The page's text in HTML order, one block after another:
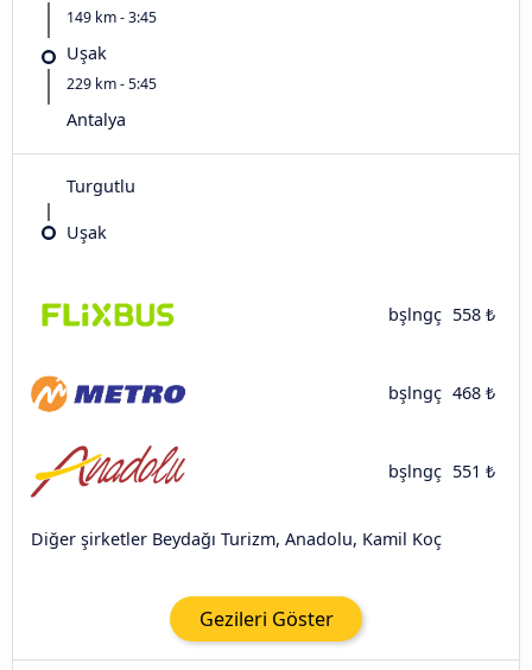
149 km - 3:45
Uşak
229 km - 5:45
Antalya
Turgutlu
Uşak
bşlngç 558 ₺
bşlngç 468 ₺
bşlngç 551 ₺
Diğer şirketler Beydağı Turizm, Anadolu, Kamil Koç
Gezileri Göster